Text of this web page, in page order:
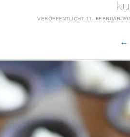
VERÖFFENTLICHT 17. FEBRUAR
←